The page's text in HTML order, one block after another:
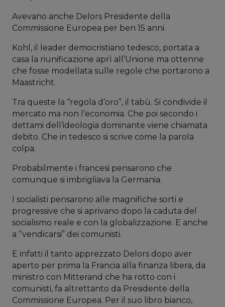
Avevano anche Delors Presidente della
Commissione Europea per ben 15 anni.
Kohl, il leader democristiano tedesco, portata a
casa la riunificazione aprì all’Unione ma ottenne
che fosse modellata sulle regole che portarono a
Maastricht.
Tra queste la “regola d’oro”, il tabù. Si condivide il
mercato ma non l’economia. Che poi secondo i
dettami dell’ideologia dominante viene chiamata
debito. Che in tedesco si scrive come la parola
colpa.
Probabilmente i francesi pensarono che
comunque si imbrigliava la Germania.
I socialisti pensarono alle magnifiche sorti e
progressive che si aprivano dopo la caduta del
socialismo reale e con la globalizzazione. E anche
a “vendicarsi” dei comunisti.
E infatti il tanto apprezzato Delors dopo aver
aperto per prima la Francia alla finanza libera, da
ministro con Mitterand che ha rotto con i
comunisti, fa altrettanto da Presidente della
Commissione Europea. Per il suo libro bianco,